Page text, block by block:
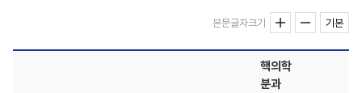
본문글자크기 기본
핵의학
분과